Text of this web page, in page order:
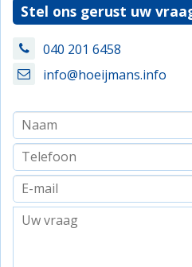
Stel ons gerust uw
040 201 6458
info@hoeijmans.info